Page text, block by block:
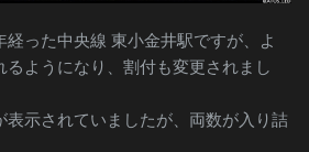
った中央線 東小金井駅ですが、よ
るようになり、割付も変更されまし
表示されていましたが、両数が入り詰